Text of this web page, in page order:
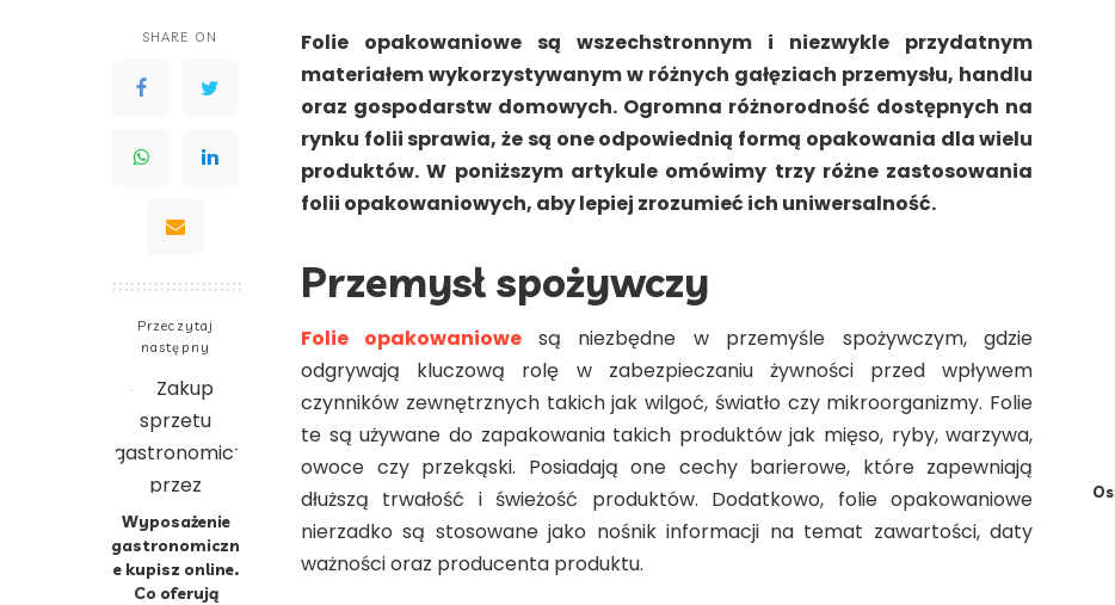
SHARE ON
Przeczytaj
następny
Wyposażenie
gastronomiczn
e kupisz online.
Co oferują
Folie opakowaniowe są wszechstronnym i niezwykle przydatnym
materiałem wykorzystywanym w różnych gałęziach przemysłu, handlu
oraz gospodarstw domowych. Ogromna różnorodność dostępnych na
rynku folii sprawia, że są one odpowiednią formą opakowania dla wielu
produktów. W poniższym artykule omówimy trzy różne zastosowania
folii opakowaniowych, aby lepiej zrozumieć ich uniwersalność.
Przemysł spożywczy
Folie opakowaniowe
są niezbędne w przemyśle spożywczym, gdzie
odgrywają kluczową rolę w zabezpieczaniu żywności przed wpływem
czynników zewnętrznych takich jak wilgoć, światło czy mikroorganizmy. Folie
te są używane do zapakowania takich produktów jak mięso, ryby, warzywa,
owoce czy przekąski. Posiadają one cechy barierowe, które zapewniają
dłuższą trwałość i świeżość produktów. Dodatkowo, folie opakowaniowe
nierzadko są stosowane jako nośnik informacji na temat zawartości, daty
ważności oraz producenta produktu.